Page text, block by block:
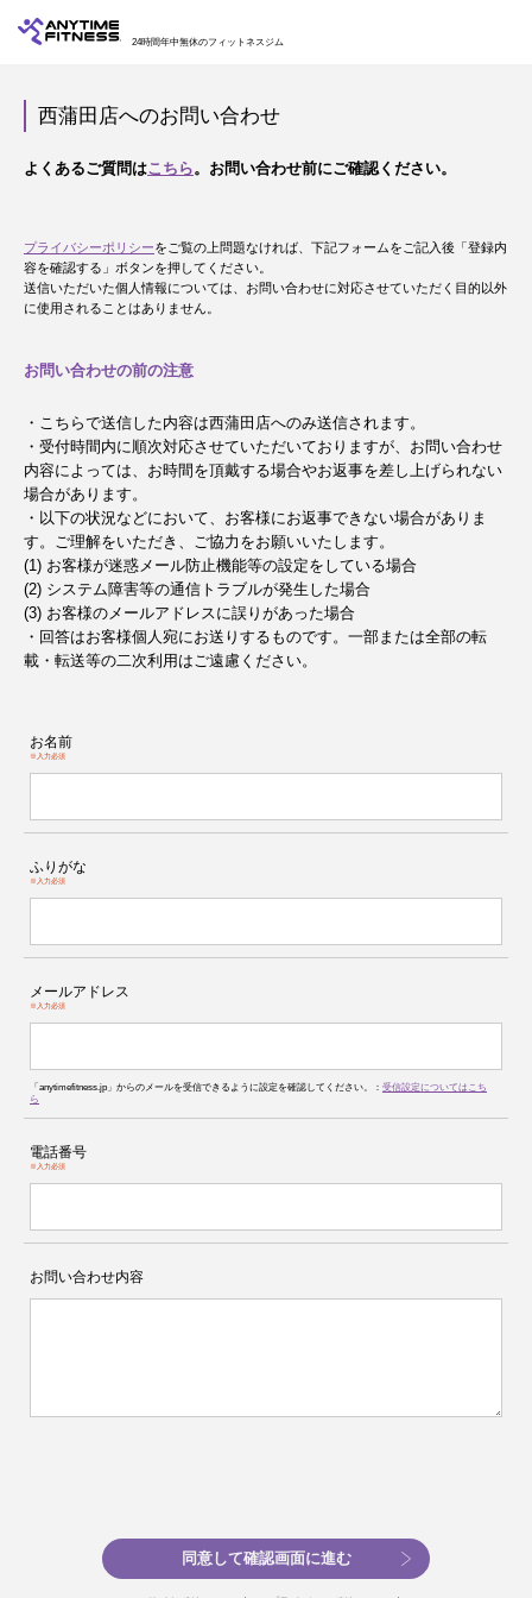
24時間年中無休のフィットネスジム
西蒲田店へのお問い合わせ
よくあるご質問はこちら。お問い合わせ前にご確認ください。
プライバシーポリシーをご覧の上問題なければ、下記フォームをご記入後「登録内
容を確認する」ボタンを押してください。
送信いただいた個人情報については、お問い合わせに対応させていただく目的以外
に使用されることはありません。
お問い合わせの前の注意
・こちらで送信した内容は西蒲田店へのみ送信されます。
・受付時間内に順次対応させていただいておりますが、お問い合わせ
内容によっては、お時間を頂戴する場合やお返事を差し上げられない
場合があります。
・以下の状況などにおいて、お客様にお返事できない場合がありま
す。ご理解をいただき、ご協力をお願いいたします。
(1) お客様が迷惑メール防止機能等の設定をしている場合
(2) システム障害等の通信トラブルが発生した場合
(3) お客様のメールアドレスに誤りがあった場合
・回答はお客様個人宛にお送りするものです。一部または全部の転
載・転送等の二次利用はご遠慮ください。
お名前
※入力必須
ふりがな
※入力必須
メールアドレス
※入力必須
「anytimefitness.jp」からのメールを受信できるように設定を確認してください。： 受信設定についてはこち
ら
電話番号
※入力必須
お問い合わせ内容